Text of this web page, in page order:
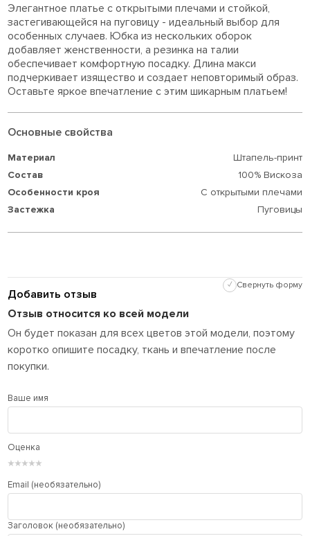
Элегантное платье с открытыми плечами и стойкой,
застегивающейся на пуговицу - идеальный выбор для
особенных случаев. Юбка из нескольких оборок
добавляет женственности, а резинка на талии
обеспечивает комфортную посадку. Длина макси
подчеркивает изящество и создает неповторимый образ.
Оставьте яркое впечатление с этим шикарным платьем!
Основные свойства
Материал
Штапель-принт
Состав
100% Вискоза
Особенности кроя
С открытыми плечами
Застежка
Пуговицы
Добавить отзыв
✓ Свернуть форму
Отзыв относится ко всей модели
Он будет показан для всех цветов этой модели, поэтому
коротко опишите посадку, ткань и впечатление после
покупки.
Ваше имя
Оценка
★
★
★
★
★
Email (необязательно)
Заголовок (необязательно)